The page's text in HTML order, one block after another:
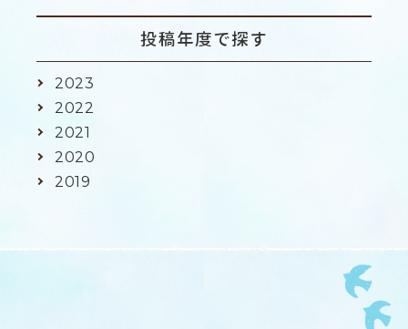
投稿年度で探す
2023
2022
2021
2020
2019